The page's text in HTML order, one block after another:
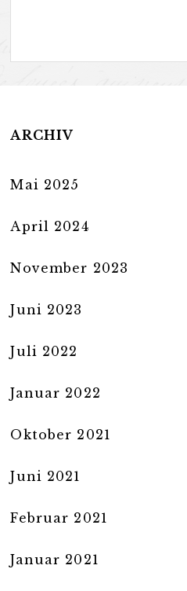
ARCHIV
Mai 2025
April 2024
November 2023
Juni 2023
Juli 2022
Januar 2022
Oktober 2021
Juni 2021
Februar 2021
Januar 2021